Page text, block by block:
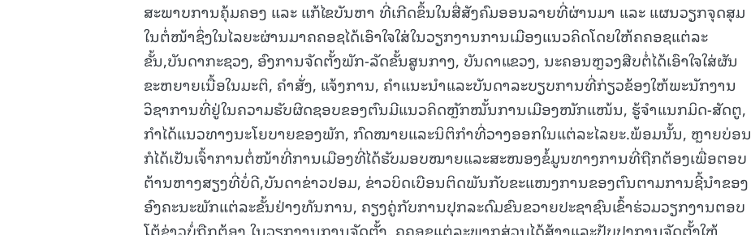
ສະພາບການຄຸ້ມຄອງ ແລະ ແກ້ໄຂບັນຫາ ທີ່ເກີດຂຶ້ນໃນສື່ສັງຄົມອອນລາຍທີ່ຜ່ານມາ ແລະ ແຜນວຽກຈຸດສຸມ
ໃນຕໍ່ໜ້າຊຶ່ງໃນໄລຍະຜ່ານມາຄຄອຊໄດ້ເອົາໃຈໃສ່ໃນວຽກງານການເມືອງແນວຄິດໂດຍໃຫ້ຄຄອຊແຕ່ລະ
ຂັ້ນ,ບັນດາກະຊວງ, ອົງການຈັດຕັ້ງພັກ-ລັດຂັ້ນສູນກາງ, ບັນດາແຂວງ, ນະຄອນຫຼວງສືບຕໍ່ໄດ້ເອົາໃຈໃສ່ຜັນ
ຂະຫຍາຍເນື້ອໃນມະຕິ, ຄໍາສັ່ງ, ແຈ້ງການ, ຄໍາແນະນໍາແລະບັນດາລະບຽບການທີ່ກ່ຽວຂ້ອງໃຫ້ພະນັກງານ
ວິຊາການທີ່ຢູ່ໃນຄວາມຮັບຜິດຊອບຂອງຕົນມີແນວຄິດຫຼັກໝັ້ນການເມືອງໜັກແໜ້ນ, ຮູ້ຈໍາແນກມິດ-ສັດຕູ,
ກໍາໄດ້ແນວທາງນະໂຍບາຍຂອງພັກ, ກົດໝາຍແລະນິຕິກຳທີ່ວາງອອກໃນແຕ່ລະໄລຍະ.ພ້ອມນັ້ນ, ຫຼາຍບ່ອນ
ກໍໄດ້ເປັນເຈົ້າການຕໍ່ໜ້າທີ່ການເມືອງທີ່ໄດ້ຮັບມອບໝາຍແລະສະໜອງຂໍ້ມູນທາງການທີ່ຖືກຕ້ອງເພື່ອຕອບ
ຕ້ານຫາງສຽງທີ່ບໍ່ດີ,ບັນດາຂ່າວປອມ, ຂ່າວບິດເບືອນຕິດພັນກັບຂະແໜງການຂອງຕົນຕາມການຊີ້ນຳຂອງ
ອົງຄະນະພັກແຕ່ລະຂັ້ນຢ່າງທັນການ, ຄຽງຄູ່ກັບການປຸກລະດົມຂົນຂວາຍປະຊາຊົນເຂົ້າຮ່ວມວຽກງານຕອບ
ໂຕ້ຂ່າວບໍ່ຖືກຕ້ອງ.ໃນວຽກງານການຈັດຕັ້ງ, ຄຄອຊແຕ່ລະພາກສ່ວນໄດ້ສ້າງແລະປັບປຸງການຈັດຕັ້ງໃຫ້